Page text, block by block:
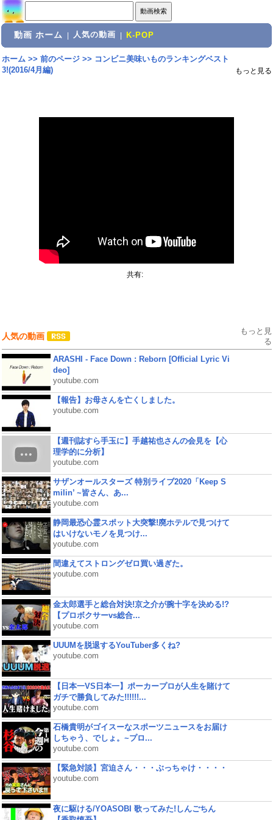
動画 ホーム 人気の動画 K-POP
ホーム>> 前のページ>> コンビニ美味いものランキングベスト
3!(2016/4月編)
もっと見る
共有:
人気の動画
もっと見
る
ARASHI - Face Down : Reborn [Official Lyric Vi
deo]
youtube.com
【報告】お母さんを亡くしました。
youtube.com
【週刊誌すら手玉に】手越祐也さんの会見を【心
理学的に分析】
youtube.com
サザンオールスターズ 特別ライブ2020「Keep S
milin’ ~皆さん、あ...
youtube.com
静岡最恐心霊スポット大突撃!廃ホテルで見つけて
はいけないモノを見つけ...
youtube.com
間違えてストロングゼロ買い過ぎた。
youtube.com
金太郎選手と総合対決!京之介が腕十字を決める!?
【プロボクサーvs総合...
youtube.com
UUUMを脱退するYouTuber多くね?
youtube.com
【日本一VS日本一】ポーカープロが人生を賭けて
ガチで勝負してみた!!!!!!...
youtube.com
石橋貴明がゴイスーなスポーツニュースをお届け
しちゃう、でしょ。~プロ...
youtube.com
【緊急対談】宮迫さん・・・ぶっちゃけ・・・・
youtube.com
夜に駆ける/YOASOBI 歌ってみた!しんごちん